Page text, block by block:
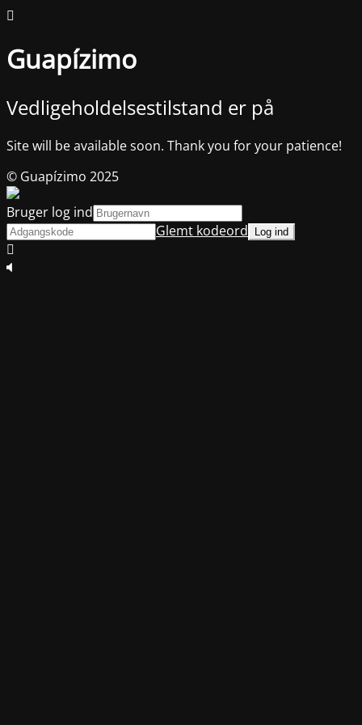
Guapízimo
Vedligeholdelsestilstand er på
Site will be available soon. Thank you for your patience!
© Guapízimo 2025
Bruger log ind
Glemt kodeord